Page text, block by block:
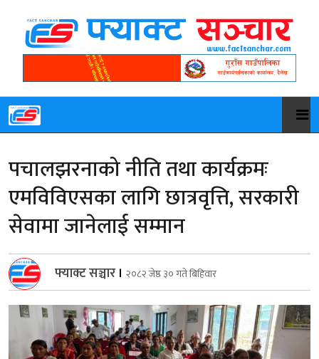
पचालझरनाको नीति तथा कार्यक्रमः
एमविविएसका लागि छात्रवृत्ति, सरकारी
सेवामा जानेलाई सम्मान
फ्याक्ट सञ्चार । २०८२ जेष्ठ ३० गते बिहिवार